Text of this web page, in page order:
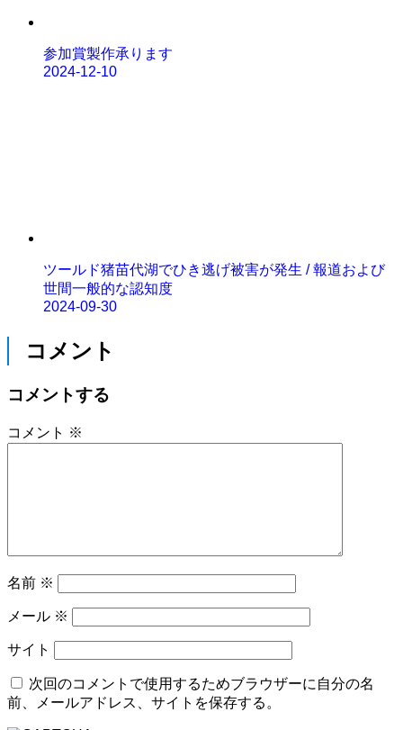
参加賞製作承ります
2024-12-10
ツールド猪苗代湖でひき逃げ被害が発生 / 報道および
世間一般的な認知度
2024-09-30
コメント
コメントする
コメント ※
名前 ※
メール ※
サイト
次回のコメントで使用するためブラウザーに自分の名
前、メールアドレス、サイトを保存する。